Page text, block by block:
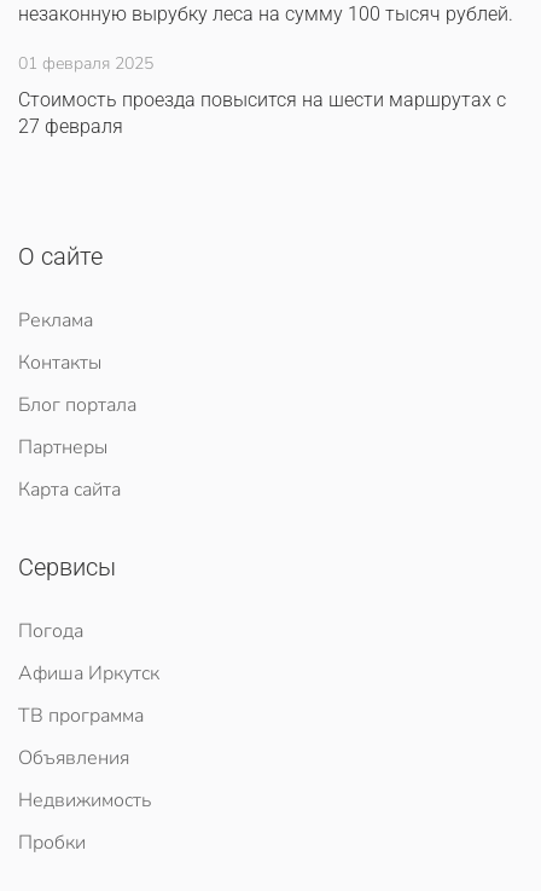
незаконную вырубку леса на сумму 100 тысяч рублей.
01 февраля 2025
Стоимость проезда повысится на шести маршрутах с
27 февраля
О сайте
Реклама
Контакты
Блог портала
Партнеры
Карта сайта
Сервисы
Погода
Афиша Иркутск
ТВ программа
Объявления
Недвижимость
Пробки